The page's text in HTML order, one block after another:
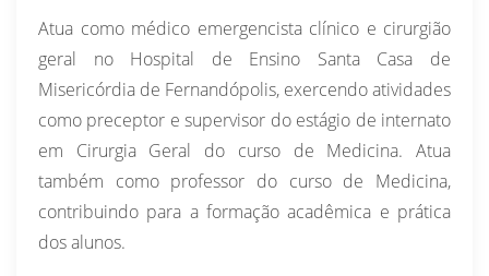
Atua como médico emergencista clínico e cirurgião
geral no Hospital de Ensino Santa Casa de
Misericórdia de Fernandópolis, exercendo atividades
como preceptor e supervisor do estágio de internato
em Cirurgia Geral do curso de Medicina. Atua
também como professor do curso de Medicina,
contribuindo para a formação acadêmica e prática
dos alunos.